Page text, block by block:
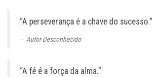
“A perseverança é a chave do sucesso.”
Autor Desconhecido
“A fé é a força da alma.”